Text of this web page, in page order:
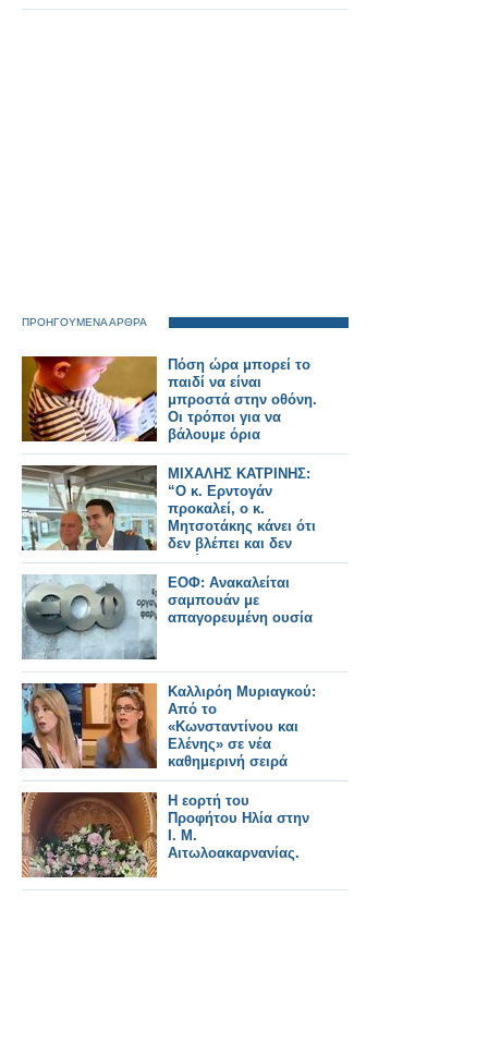
ΠΡΟΗΓΟΥΜΕΝΑ ΑΡΘΡΑ
Πόση ώρα μπορεί το
παιδί να είναι
μπροστά στην οθόνη.
Οι τρόποι για να
βάλουμε όρια
ΜΙΧΑΛΗΣ ΚΑΤΡΙΝΗΣ:
“Ο κ. Ερντογάν
προκαλεί, ο κ.
Μητσοτάκης κάνει ότι
δεν βλέπει και δεν
ακούει”.
ΕΟΦ: Ανακαλείται
σαμπουάν με
απαγορευμένη ουσία
Καλλιρόη Μυριαγκού:
Από το
«Κωνσταντίνου και
Ελένης» σε νέα
καθημερινή σειρά
Η εορτή του
Προφήτου Ηλία στην
Ι. Μ.
Αιτωλοακαρνανίας.